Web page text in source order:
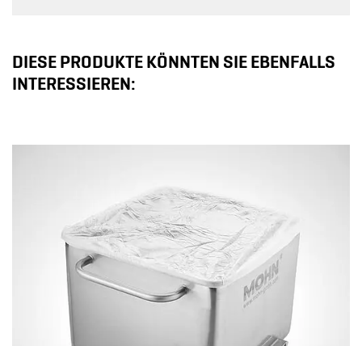
DIESE PRODUKTE KÖNNTEN SIE EBENFALLS
INTERESSIEREN: